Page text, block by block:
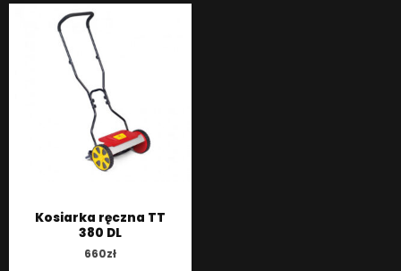
Kosiarka ręczna TT
380 DL
660zł